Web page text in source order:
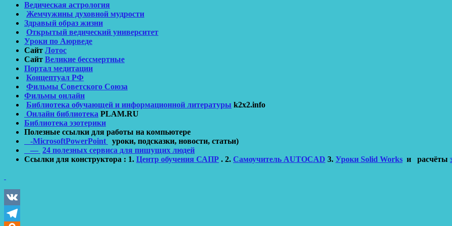
Ведическая астрология
Жемчужины духовной мудрости
Здравый образ жизни
Открытый ведический университет
Уроки по Аюрведе
Сайт Лотос
Сайт Великие бессмертные
Портал медитации
Концептуал PФ
Фильмы Советского Союза
Фильмы онлайн
Библиотека обучающей и информационной литературы k2x2.info
Онлайн библиотека PLAM.RU
Библиотека эзотерики
Полезные ссылки для работы на компьютере
-MicrosoftPowerPoint
уроки, подсказки, новости, статьи)
— 24 полезных сервиса для пишущих людей
Ссылки для конструктора : 1. Центр обучения САПР . 2. Самоучитель AUTOCAD 3. Уроки Solid Works и расчёты
VK